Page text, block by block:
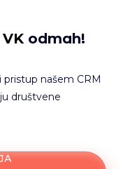
odmah!
našem CRM
društvene